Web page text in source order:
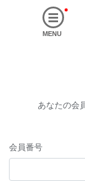
MENU
あなたの会
会員番号